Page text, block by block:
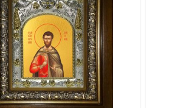
или Венчание. ● Юбилей или